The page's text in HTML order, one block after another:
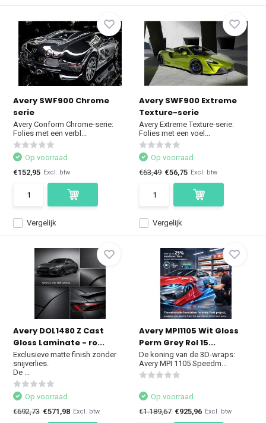
Avery SWF900 Chrome
serie
Avery Conform Chrome-serie:
Folies met een verbl...
Vergelijk
Op voorraad
€152,95 Excl. btw
Avery SWF900 Extreme
Texture-serie
Avery Extreme Texture-serie:
Folies met een voel...
Vergelijk
Op voorraad
€63,49 €56,75 Excl. btw
Avery DOL1480 Z Cast
Gloss Laminate - ro...
Exclusieve matte finish zonder
snijverlies.
De ...
Op voorraad
€692,73 €571,98 Excl. btw
Avery MPI1105 Wit Gloss
Perm Grey Rol 15...
De koning van de 3D-wraps:
Avery MPI 1105 Speedm...
Op voorraad
€1.189,67 €925,96 Excl. btw